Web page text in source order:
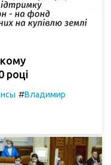
році
#Владимир